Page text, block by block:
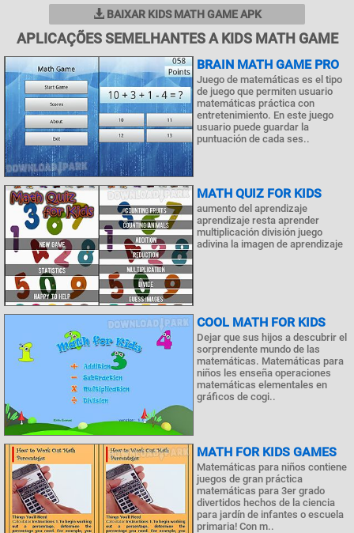
BAIXAR KIDS MATH GAME APK
APLICAÇÕES SEMELHANTES A KIDS MATH GAME
BRAIN MATH GAME PRO
Juego de matemáticas es el tipo
de juego que permiten usuario
matemáticas práctica con
entretenimiento. En este juego
usuario puede guardar la
puntuación de cada ses..
MATH QUIZ FOR KIDS
aumento del aprendizaje
aprendizaje resta aprender
multiplicación división juego
adivina la imagen de aprendizaje
COOL MATH FOR KIDS
Dejar que sus hijos a descubrir el
sorprendente mundo de las
matemáticas. Matemáticas para
niños les enseña operaciones
matemáticas elementales en
gráficos de cogi..
MATH FOR KIDS GAMES
Matemáticas para niños contiene
juegos de gran práctica
matemáticas para 3er grado
divertidos hechos de la ciencia
para jardín de infantes o escuela
primaria! Con m..